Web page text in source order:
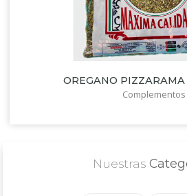
OREGANO PIZZARAMA
Complementos
Nuestras